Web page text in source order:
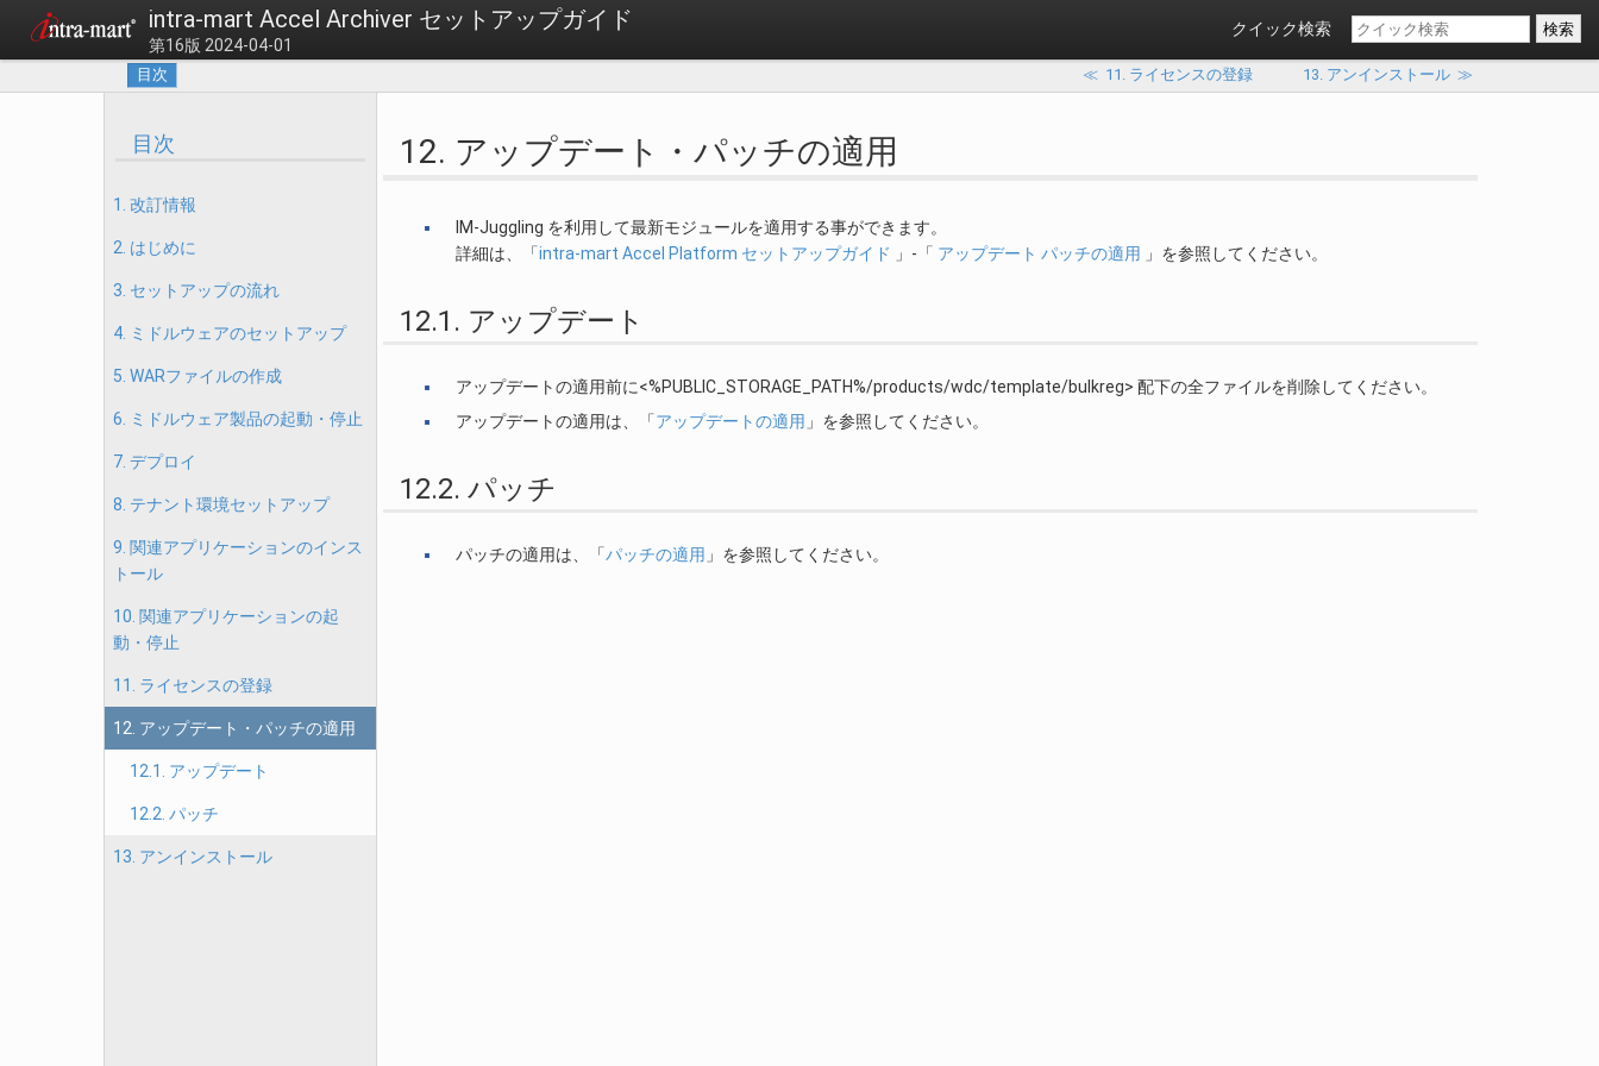
intra-mart Accel Archiver セットアップガイド
第16版 2024-04-01
クイック検索
目次 ≪ 11. ライセンスの登録 13. アンインストール≫
目次
1. 改訂情報
2. はじめに
3. セットアップの流れ
4. ミドルウェアのセットアップ
5. WARファイルの作成
6. ミドルウェア製品の起動・停止
7. デプロイ
8. テナント環境セットアップ
9. 関連アプリケーションのインス
トール
10. 関連アプリケーションの起
動・停止
11. ライセンスの登録
12. アップデート・パッチの適用
12.1. アップデート
12.2. パッチ
13. アンインストール
12. アップデート・パッチの適用
IM-Juggling を利用して最新モジュールを適用する事ができます。
詳細は、「intra-mart Accel Platform セットアップガイド 」-「 アップデート パッチの適用 」を参照してください。
12.1. アップデート
アップデートの適用前に<%PUBLIC_STORAGE_PATH%/products/wdc/template/bulkreg> 配下の全ファイルを削除してください。
アップデートの適用は、「アップデートの適用 」を参照してください。
12.2. パッチ
パッチの適用は、「パッチの適用 」を参照してください。